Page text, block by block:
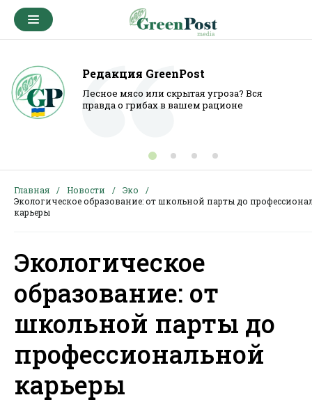
Редакция GreenPost
Лесное мясо или скрытая угроза? Вся
правда о грибах в вашем рационе
Главная Новости
Эко
Экологическое образование: от школьной парты до
карьеры
Экологическое
образование: от
школьной парты до
профессиональной
карьеры